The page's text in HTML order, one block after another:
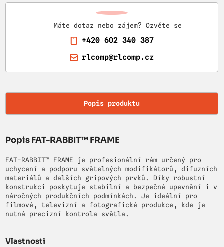
Máte dotaz nebo zájem? Ozvěte se
+420 602 340 387
rlcomp@rlcomp.cz
Popis produktu
Popis FAT-RABBIT™ FRAME
FAT-RABBIT™ FRAME je profesionální rám určený pro
uchycení a podporu světelných modifikátorů, difuzních
materiálů a dalších gripových prvků. Díky robustní
konstrukci poskytuje stabilní a bezpečné upevnění i v
náročných produkčních podmínkách. Je ideální pro
filmové, televizní a fotografické produkce, kde je
nutná precizní kontrola světla.
Vlastnosti